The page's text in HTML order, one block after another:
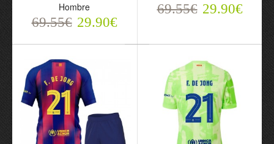
Camiseta de fútbol FC
Jong 21 Tercera
Equipación 2025-26 -
Hombre
69.55€ 29.90€
Tercera Equipación 2025-
26 - Niño
69.55€ 29.90€
Hombre
69.55€ 29.90€
69.55€ 29.90€